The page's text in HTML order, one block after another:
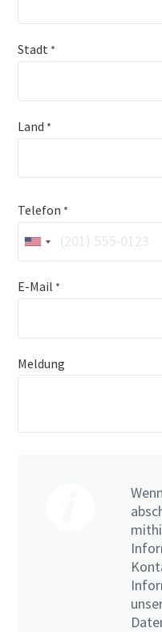
Stadt *
Land *
Telefon *
E-Mail *
Meldung